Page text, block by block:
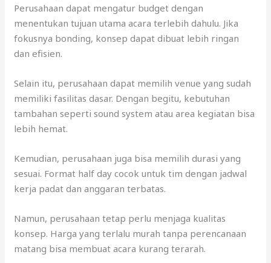
Perusahaan dapat mengatur budget dengan
menentukan tujuan utama acara terlebih dahulu. Jika
fokusnya bonding, konsep dapat dibuat lebih ringan
dan efisien.
Selain itu, perusahaan dapat memilih venue yang sudah
memiliki fasilitas dasar. Dengan begitu, kebutuhan
tambahan seperti sound system atau area kegiatan bisa
lebih hemat.
Kemudian, perusahaan juga bisa memilih durasi yang
sesuai. Format half day cocok untuk tim dengan jadwal
kerja padat dan anggaran terbatas.
Namun, perusahaan tetap perlu menjaga kualitas
konsep. Harga yang terlalu murah tanpa perencanaan
matang bisa membuat acara kurang terarah.